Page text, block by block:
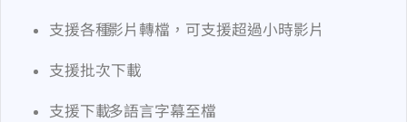
支援各種 YouTube 影片轉檔，可支援超過 1 小時影片
支援批次下載
支援下載 YouTube 多語言字幕至 SRT 檔